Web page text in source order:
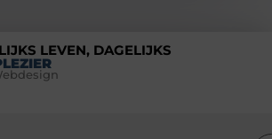
LEVEN, DAGELIJKS